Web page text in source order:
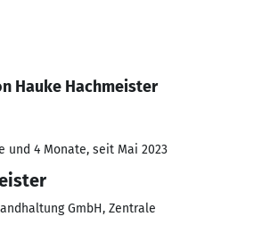
Hauke Hachmeister
und 4 Monate, seit Mai 2023
GmbH, Zentrale